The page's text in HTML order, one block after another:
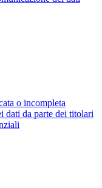
o incompleta
dati da parte dei titolari